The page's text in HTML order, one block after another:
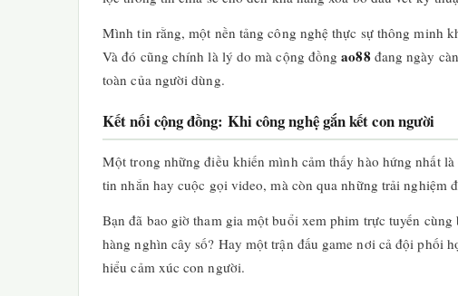
Mình tin rằng, một nền tảng công nghệ thực sự thông minh
Và đó cũng chính là lý do mà cộng đồngao88đang ngày
toàn của người dùng.
Kết nối cộng đồng: Khi công nghệ gắn kết con người
Một trong những điều khiến mình cảm thấy hào hứng nhất
tin nhắn hay cuộc gọi video, mà còn qua những trải nghiệm
Bạn đã bao giờ tham gia một buổi xem phim trực tuyến
hàng nghìn cây số? Hay một trận đấu game nơi cả đội phối
hiểu cảm xúc con người.